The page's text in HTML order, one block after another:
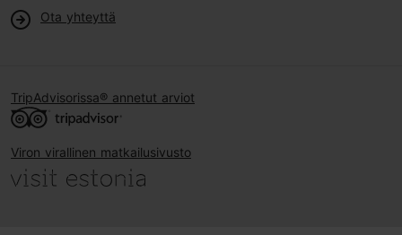
Ota yhteyttä
TripAdvisorissa® annetut arviot
Viron virallinen matkailusivusto